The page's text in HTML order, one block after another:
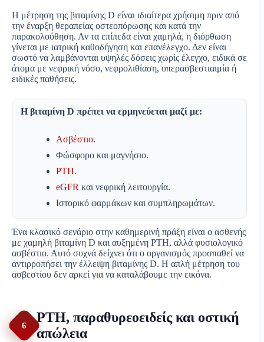
Η μέτρηση της βιταμίνης D είναι ιδιαίτερα χρήσιμη πριν από
την έναρξη θεραπείας οστεοπόρωσης και κατά την
παρακολούθηση. Αν τα επίπεδα είναι χαμηλά, η διόρθωση
γίνεται με ιατρική καθοδήγηση και επανέλεγχο. Δεν είναι
σωστό να λαμβάνονται υψηλές δόσεις χωρίς έλεγχο, ειδικά σε
άτομα με νεφρική νόσο, νεφρολιθίαση, υπερασβεστιαιμία ή
ειδικές παθήσεις.
Η βιταμίνη D πρέπει να ερμηνεύεται μαζί με:
Ασβέστιο.
Φώσφορο και μαγνήσιο.
PTH.
eGFR και νεφρική λειτουργία.
Ιστορικό φαρμάκων και συμπληρωμάτων.
Ένα κλασικό σενάριο στην καθημερινή πράξη είναι ο ασθενής
με χαμηλή βιταμίνη D και αυξημένη PTH, αλλά φυσιολογικό
ασβέστιο. Αυτό συχνά δείχνει ότι ο οργανισμός προσπαθεί να
αντιρροπήσει την έλλειψη βιταμίνης D. Η απλή μέτρηση του
ασβεστίου δεν αρκεί για να καταλάβουμε την εικόνα.
6
PTH, παραθυρεοειδείς και οστική
απώλεια